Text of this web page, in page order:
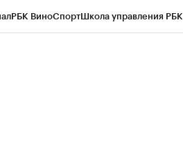
РБК ВиноСпортШкола управления РБК